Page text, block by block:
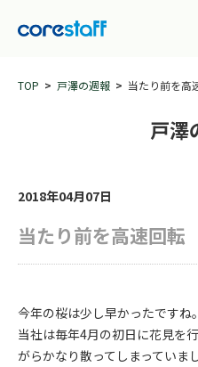
TOP 戸澤の週報 当たり前を高
戸澤
2018年04月07日
当たり前を高速回転
今年の桜は少し早かったですね。
当社は毎年4月の初日に花見を
がらかなり散ってしまっていま